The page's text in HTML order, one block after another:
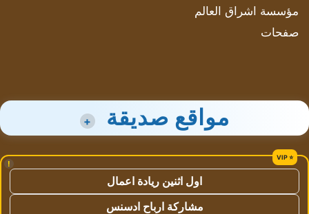
مؤسسة اشراق العالم
صفحات
مواقع صديقة +
!
اول اثنين ريادة اعمال
مشاركة ارباح ادسنس